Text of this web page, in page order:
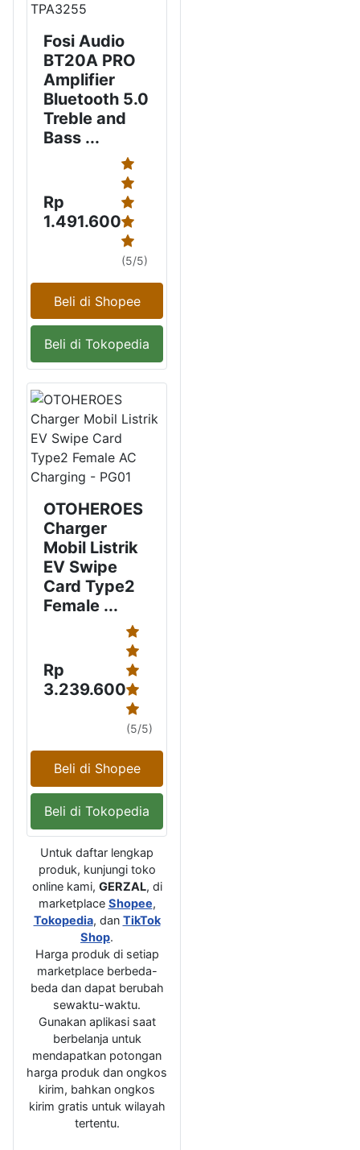
Fosi Audio
BT20A PRO
Amplifier
Bluetooth 5.0
Treble and
Bass ...
Rp
1.491.600
(5/5)
Beli di Shopee
Beli di Tokopedia
OTOHEROES
Charger
Mobil Listrik
EV Swipe
Card Type2
Female ...
Rp
3.239.600
(5/5)
Beli di Shopee
Beli di Tokopedia
Untuk daftar lengkap
produk, kunjungi toko
online kami, GERZAL, di
marketplace Shopee,
Tokopedia, dan TikTok
Shop.
Harga produk di setiap
marketplace berbeda-
beda dan dapat berubah
sewaktu-waktu.
Gunakan aplikasi saat
berbelanja untuk
mendapatkan potongan
harga produk dan ongkos
kirim, bahkan ongkos
kirim gratis untuk wilayah
tertentu.